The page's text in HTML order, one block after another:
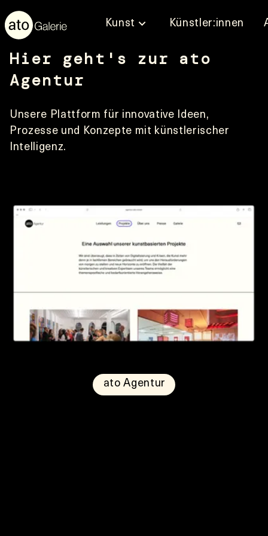
Kunst Künstler:innen
Hier geht's zur ato
Agentur
Unsere Plattform für innovative Ideen,
Prozesse und Konzepte mit künstlerischer
Intelligenz.
ato Agentur